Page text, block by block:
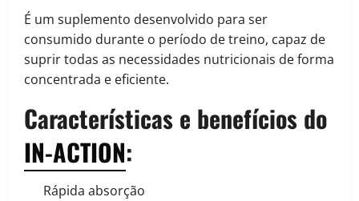
É um suplemento desenvolvido para ser
consumido durante o período de treino, capaz de
suprir todas as necessidades nutricionais de forma
concentrada e eficiente.
Características e benefícios do
IN-ACTION:
Rápida absorção